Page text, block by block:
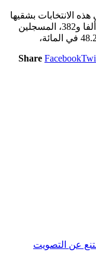
في هذه الانتخابات بشقيها
الثلاث على صعيد مدينة أزمور، من أصل 25 ألفا و382، المسجلين
Share Facebook
عن التصويت